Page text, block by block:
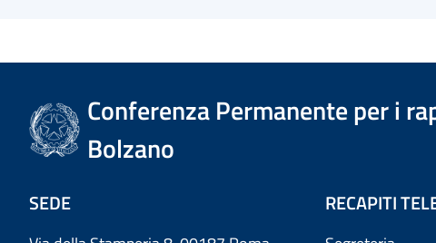
Conferenza Permanente per i
Bolzano
SEDE RECAPITI